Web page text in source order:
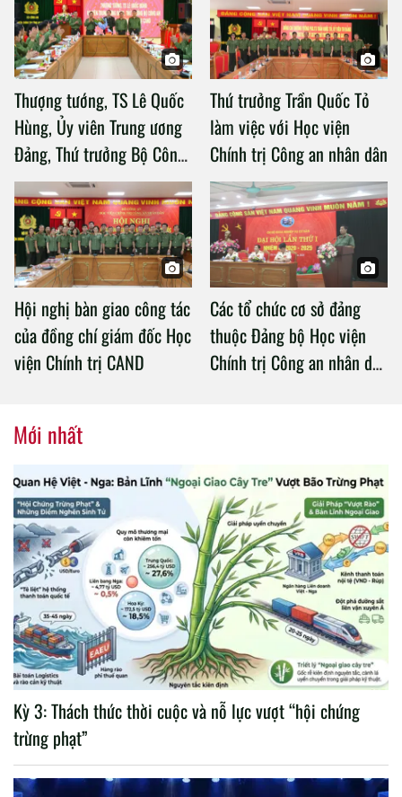
Thượng tướng, TS Lê Quốc
Hùng, Ủy viên Trung ương
Đảng, Thứ trưởng Bộ Công
an làm việc với Học viện
Chính trị Công an nhân dân
Thứ trưởng Trần Quốc Tỏ
làm việc với Học viện
Chính trị Công an nhân dân
Hội nghị bàn giao công tác
của đồng chí giám đốc Học
viện Chính trị CAND
Các tổ chức cơ sở đảng
thuộc Đảng bộ Học viện
Chính trị Công an nhân dân
Mới nhất
Kỳ 3: Thách thức thời cuộc và nỗ lực vượt “hội chứng
trừng phạt”